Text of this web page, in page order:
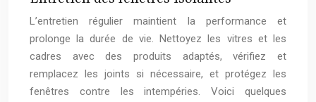
L’entretien régulier maintient la performance et
prolonge la durée de vie. Nettoyez les vitres et les
cadres avec des produits adaptés, vérifiez et
remplacez les joints si nécessaire, et protégez les
fenêtres contre les intempéries. Voici quelques